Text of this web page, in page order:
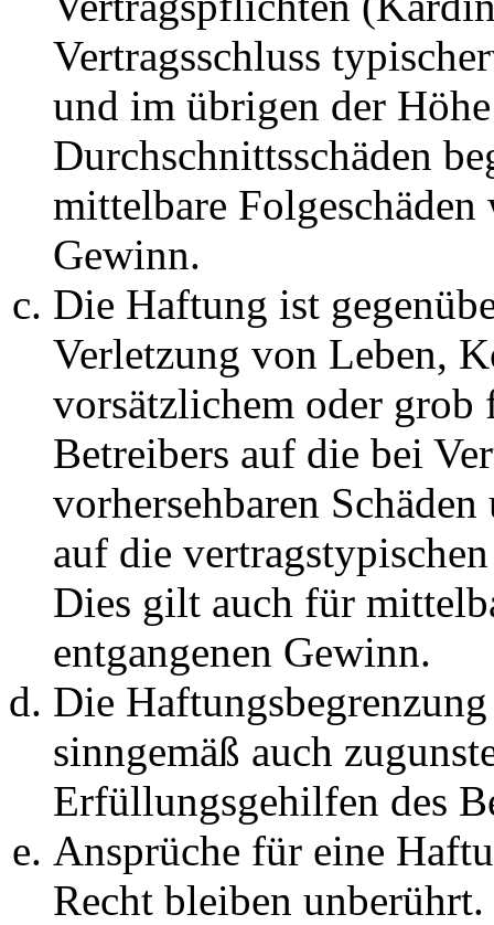
Vertragsschluss
und im übrigen der
Durchschnittsschäden
mittelbare Folgeschäden
Gewinn.
Die Haftung ist
Verletzung von Leben,
vorsätzlichem oder grob
Betreibers auf die bei
vorhersehbaren
auf die
Dies gilt auch für
entgangenen Gewinn.
Die
sinngemäß auch
Erfüllungsgehilfen des
Ansprüche für eine
Recht bleiben unberührt.